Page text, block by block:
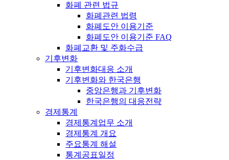
화폐 관련 법규
화폐관련 법령
화폐도안 이용기준
화폐도안 이용기준 FAQ
화폐교환 및 주화수급
기후변화
기후변화대응 소개
기후변화와 한국은행
중앙은행과 기후변화
한국은행의 대응전략
경제통계
경제통계업무 소개
경제통계 개요
주요통계 해설
통계공표일정